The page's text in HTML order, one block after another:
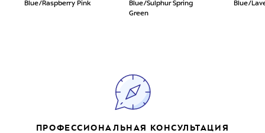
Blue/Raspberry Pink
Blue/Sulphur Spring
Green
Blue/
ПРОФЕССИОНАЛЬНАЯ КОНСУЛЬТАЦИЯ